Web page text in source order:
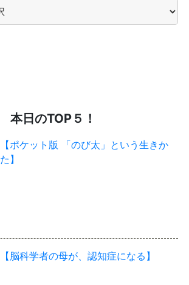
本日のTOP５！
【ポケット版 「のび太」という生きか
た】
【脳科学者の母が、認知症になる】